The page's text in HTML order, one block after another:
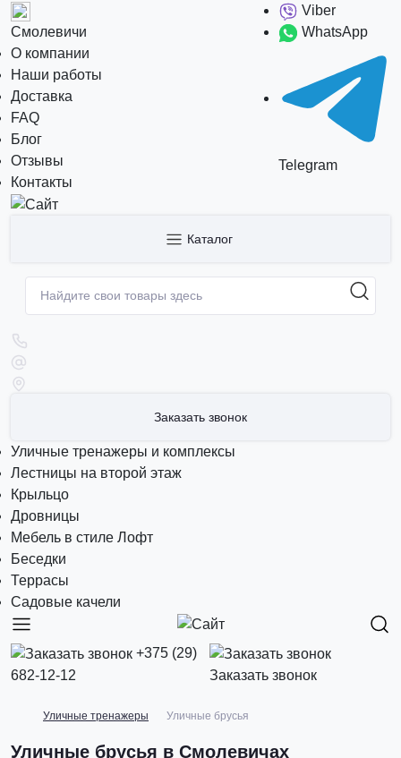
Смолевичи
О компании
Наши работы
Доставка
FAQ
Блог
Отзывы
Контакты
Viber
WhatsApp
Telegram
Каталог
Заказать звонок
Уличные тренажеры и комплексы
Лестницы на второй этаж
Крыльцо
Дровницы
Мебель в стиле Лофт
Беседки
Террасы
Садовые качели
+375 (29)
682-12-12
Заказать звонок
Уличные тренажеры Уличные брусья
Уличные брусья в Смолевичах